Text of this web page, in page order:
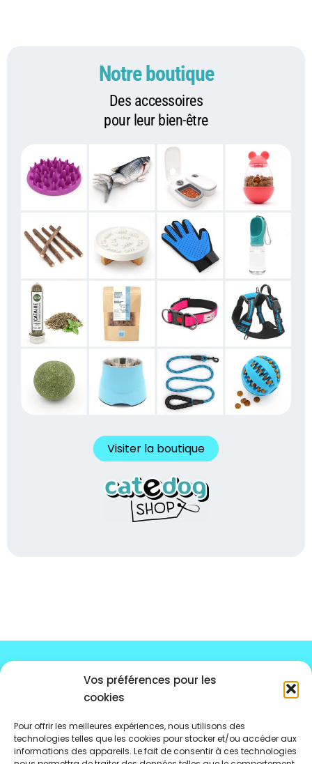
Vos préférences pour les
cookies
Pour offrir les meilleures expériences, nous utilisons des
technologies telles que les cookies pour stocker et/ou accéder aux
informations des appareils. Le fait de consentir à ces technologies
Notre boutique
Des accessoires
pour leur bien-être
Visiter la boutique
CONSEILS ILLUSTRÉS
Notre boutique d’accessoires